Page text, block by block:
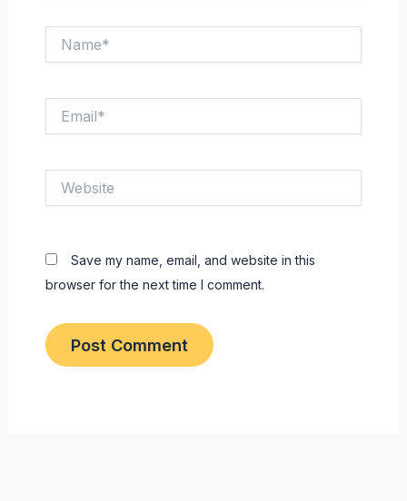
Save my name, email, and website in this
browser for the next time I comment.